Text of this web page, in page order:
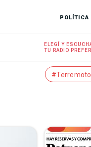
POLÍTICA
ELEGÍ Y
TU RADIO